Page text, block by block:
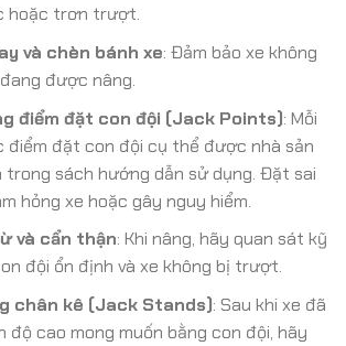
hoặc trơn trượt.
và chèn bánh xe: Đảm bảo xe không
được nâng.
điểm đặt con đội (Jack Points): Mỗi
điểm đặt con đội cụ thể được nhà sản
sách hướng dẫn sử dụng. Đặt sai
hỏng xe hoặc gây nguy hiểm.
và cẩn thận: Khi nâng, hãy quan sát kỹ
đội ổn định và xe không bị trượt.
chân kê (Jack Stands): Sau khi xe đã
độ cao mong muốn bằng con đội, hãy